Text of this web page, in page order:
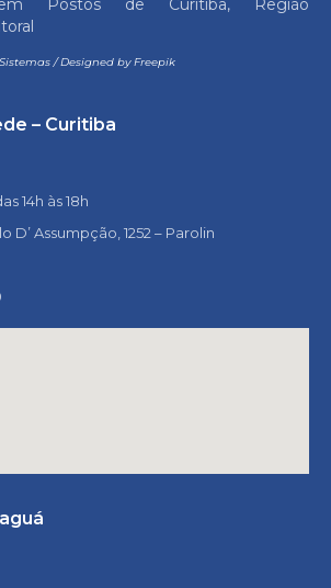
em Postos de Curitiba, Região
/Designed by Freepik
– Curitiba
14h às 18h
D’ Assumpção, 1252 – Parolin